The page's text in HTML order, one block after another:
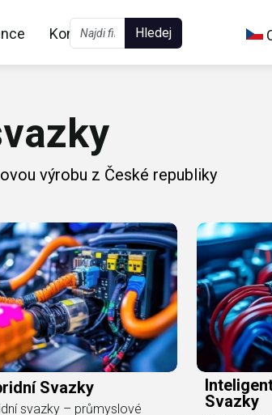
Kontakt Hledej
výrobu z České republiky
Svazky
svazky – průmyslové
Svazky